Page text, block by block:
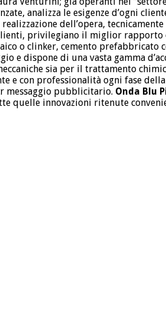
analizza le esigenze d’ogni
dell’opera,
privilegiano il miglior
o clinker, cemento prefabbricato
e dispone di una vasta gamma
sia per il trattamento
con professionalità ogni fase
messaggio pubblicitario. Onda Blu
quelle innovazioni ritenute